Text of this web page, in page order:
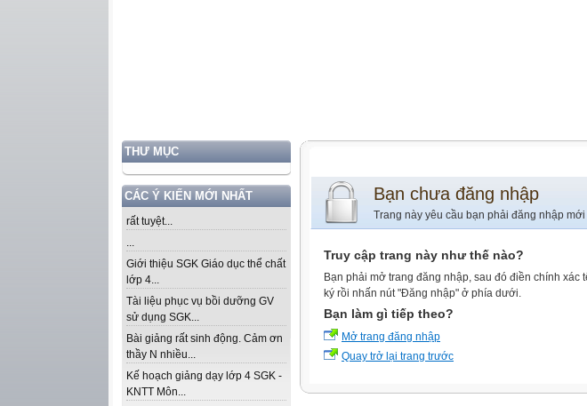
THƯ MỤC
CÁC Ý KIẾN MỚI NHẤT
rất tuyệt...
...
Giới thiệu SGK Giáo dục thể chất
lớp 4...
Tài liệu phục vụ bồi dưỡng GV
sử dụng SGK...
Bài giảng rất sinh động. Cảm ơn
thầy N nhiều...
Kế hoạch giảng dạy lớp 4 SGK -
KNTT Môn...
Bạn chưa đăng nhập
Trang này yêu cầu bạn phải đăng nhập
Truy cập trang này như thế nào?
Bạn phải mở trang đăng nhập, sau đó điền chính xác
ký rồi nhấn nút "Đăng nhập" ở phía dưới.
Bạn làm gì tiếp theo?
Mở trang đăng nhập
Quay trở lại trang trước